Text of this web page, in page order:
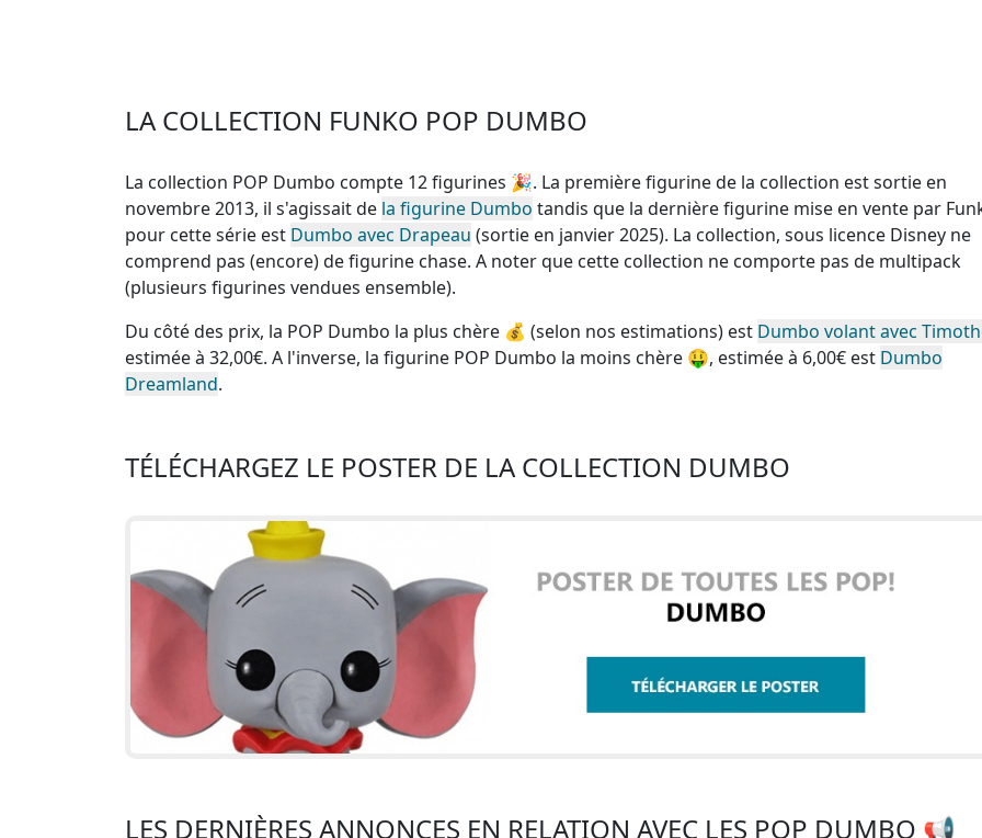
LA COLLECTION FUNKO POP DUMBO
La collection POP Dumbo compte 12 figurines 🎉. La première figurine de la collection est sortie en
novembre 2013, il s'agissait de la figurine Dumbo tandis que la dernière figurine mise en vente par
pour cette série est Dumbo avec Drapeau (sortie en janvier 2025). La collection, sous licence Disney ne
comprend pas (encore) de figurine chase. A noter que cette collection ne comporte pas de multipack
(plusieurs figurines vendues ensemble).
Du côté des prix, la POP Dumbo la plus chère 💰 (selon nos estimations) est Dumbo volant avec
estimée à 32,00€. A l'inverse, la figurine POP Dumbo la moins chère 🤑, estimée à 6,00€ est Dumbo
Dreamland.
TÉLÉCHARGEZ LE POSTER DE LA COLLECTION DUMBO
LES DERNIÈRES ANNONCES EN RELATION AVEC LES POP DUMBO 📢